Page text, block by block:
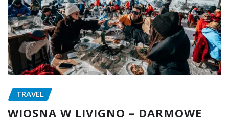
TRAVEL
WIOSNA W LIVIGNO – DARMOWE